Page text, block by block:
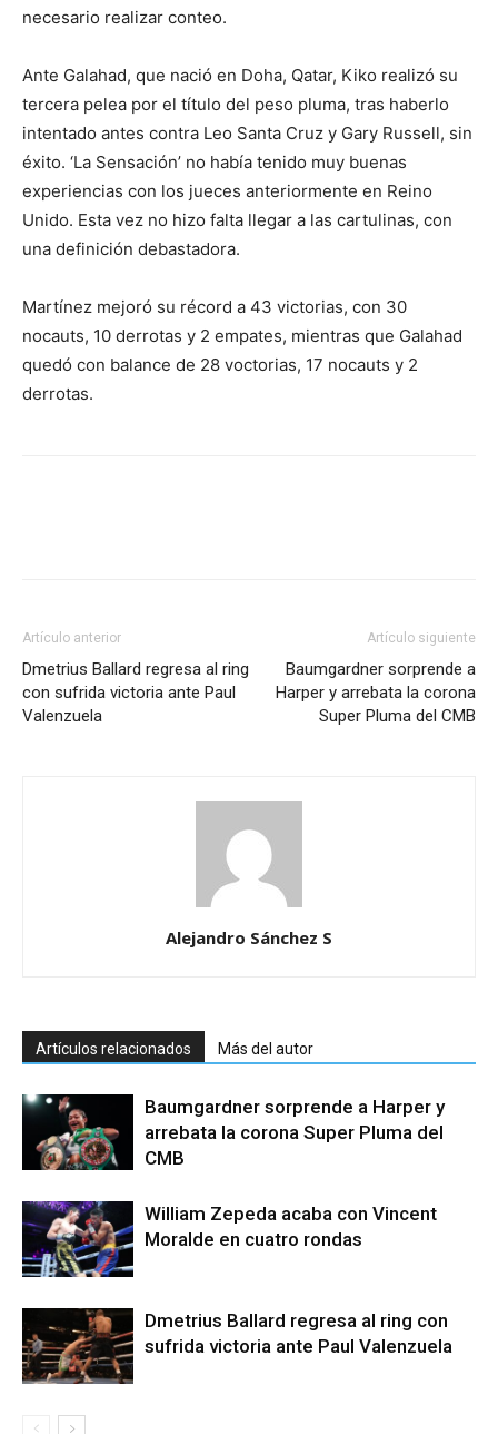
necesario realizar conteo.
Ante Galahad, que nació en Doha, Qatar, Kiko realizó su
tercera pelea por el título del peso pluma, tras haberlo
intentado antes contra Leo Santa Cruz y Gary Russell, sin
éxito. ‘La Sensación’ no había tenido muy buenas
experiencias con los jueces anteriormente en Reino
Unido. Esta vez no hizo falta llegar a las cartulinas, con
una definición debastadora.
Martínez mejoró su récord a 43 victorias, con 30
nocauts, 10 derrotas y 2 empates, mientras que Galahad
quedó con balance de 28 voctorias, 17 nocauts y 2
derrotas.
Artículo anterior
Dmetrius Ballard regresa al ring
con sufrida victoria ante Paul
Valenzuela
Artículo siguiente
Baumgardner sorprende a
Harper y arrebata la corona
Super Pluma del CMB
Alejandro Sánchez S
Artículos relacionados Más del autor
Baumgardner sorprende a Harper y
arrebata la corona Super Pluma del
CMB
William Zepeda acaba con Vincent
Moralde en cuatro rondas
Dmetrius Ballard regresa al ring con
sufrida victoria ante Paul Valenzuela